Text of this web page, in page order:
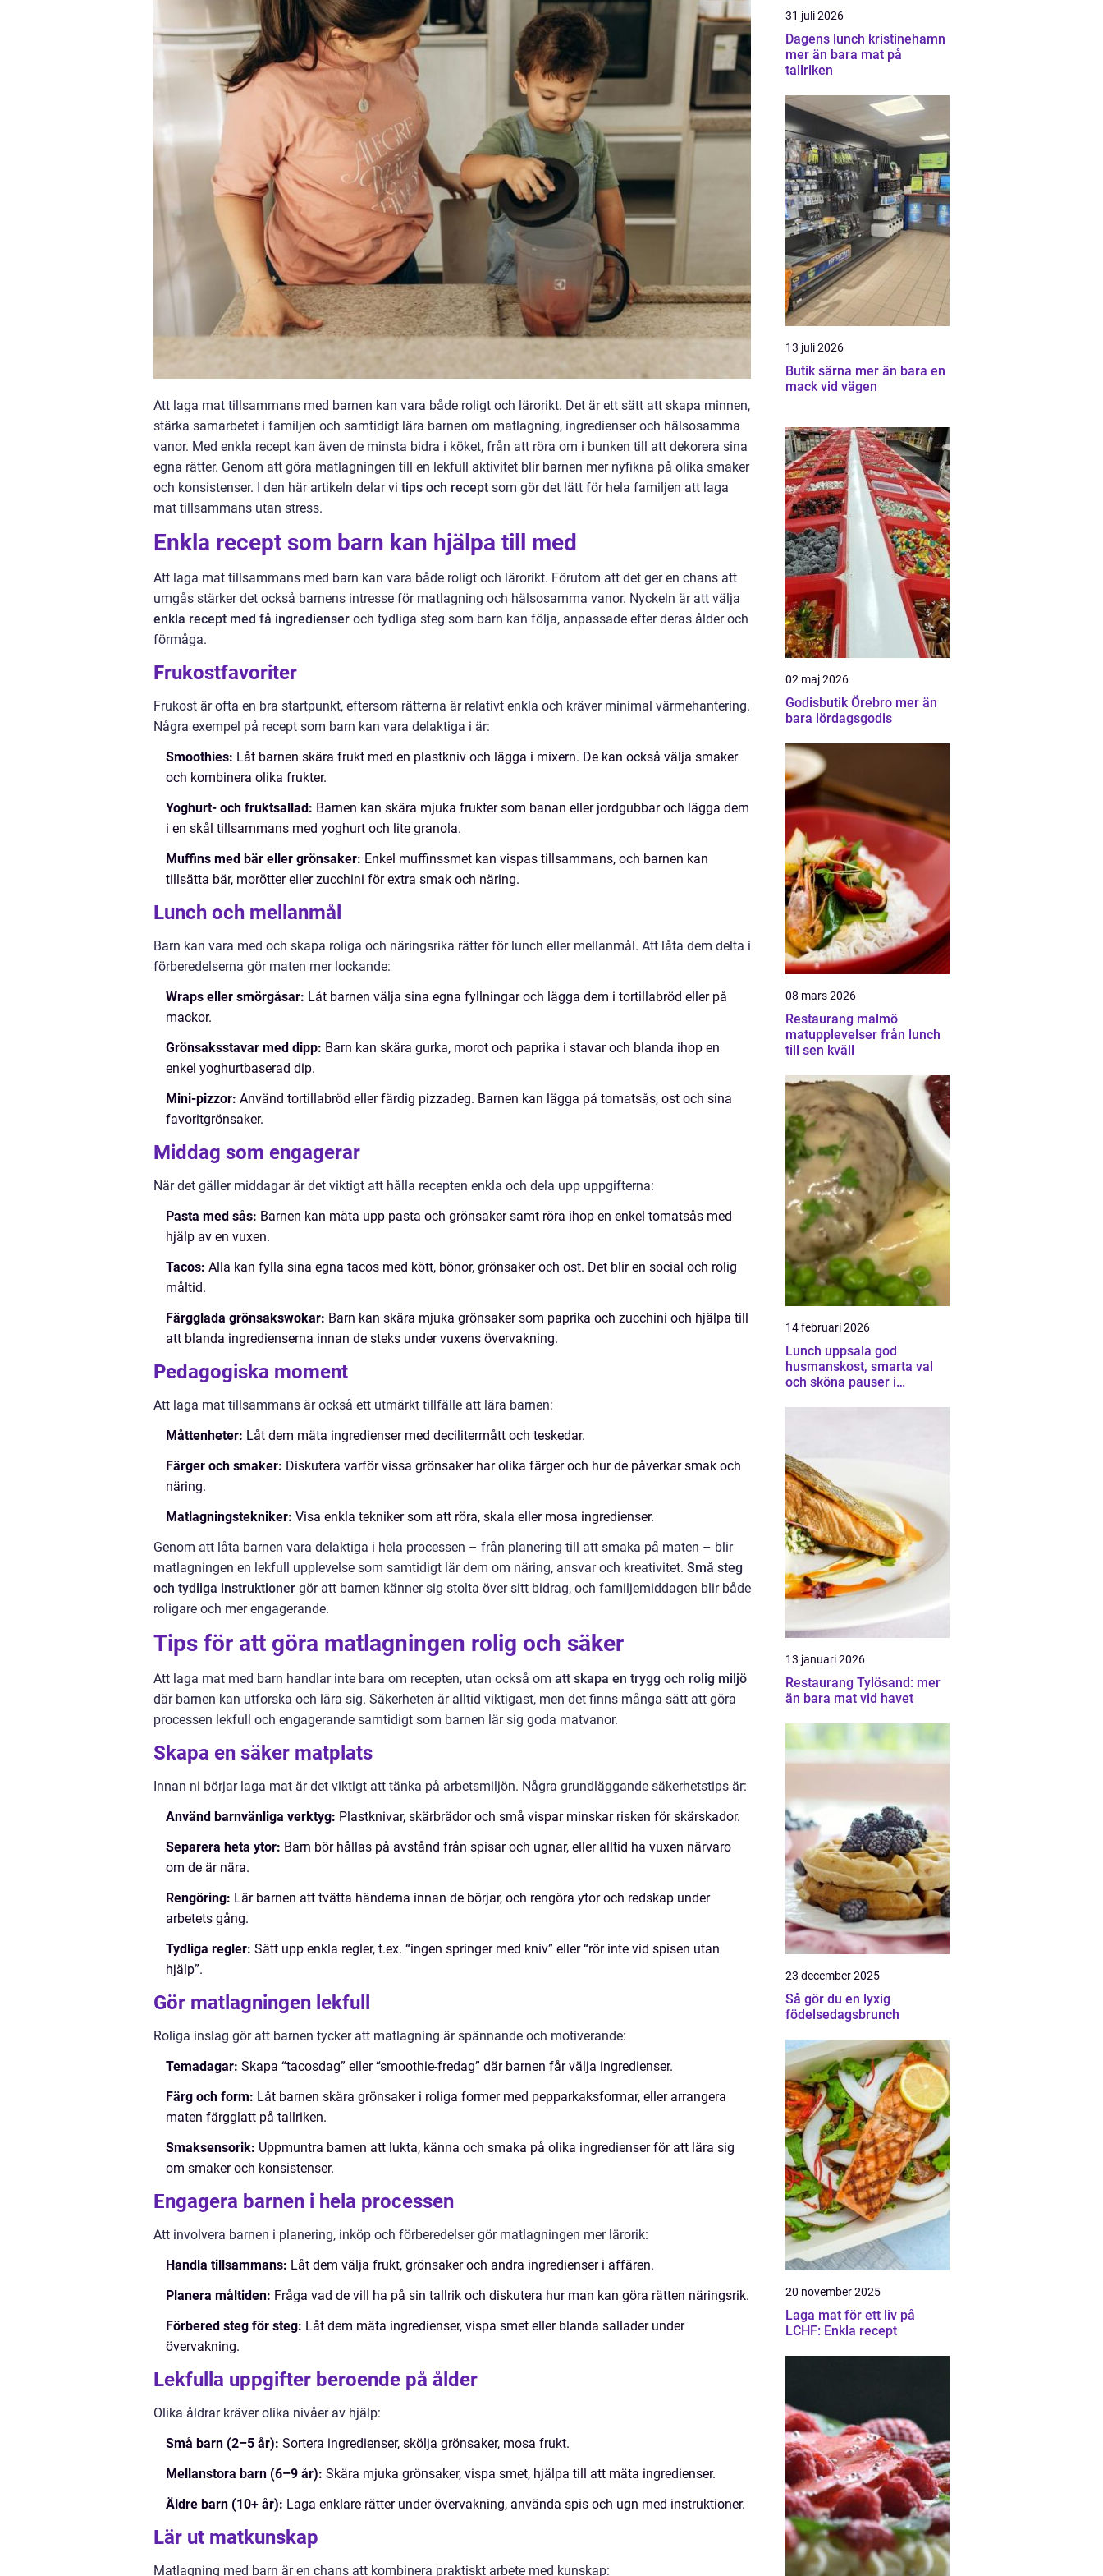
Att laga mat tillsammans med barnen kan vara både roligt och lärorikt. Det är ett sätt att skapa minnen,
stärka samarbetet i familjen och samtidigt lära barnen om matlagning, ingredienser och hälsosamma
vanor. Med enkla recept kan även de minsta bidra i köket, från att röra om i bunken till att dekorera sina
egna rätter. Genom att göra matlagningen till en lekfull aktivitet blir barnen mer nyfikna på olika smaker
och konsistenser. I den här artikeln delar vi tips och recept som gör det lätt för hela familjen att laga
mat tillsammans utan stress.
Enkla recept som barn kan hjälpa till med
Att laga mat tillsammans med barn kan vara både roligt och lärorikt. Förutom att det ger en chans att
umgås stärker det också barnens intresse för matlagning och hälsosamma vanor. Nyckeln är att välja
enkla recept med få ingredienser och tydliga steg som barn kan följa, anpassade efter deras ålder och
förmåga.
Frukostfavoriter
Frukost är ofta en bra startpunkt, eftersom rätterna är relativt enkla och kräver minimal värmehantering.
Några exempel på recept som barn kan vara delaktiga i är:
Smoothies: Låt barnen skära frukt med en plastkniv och lägga i mixern. De kan också välja smaker
och kombinera olika frukter.
Yoghurt- och fruktsallad: Barnen kan skära mjuka frukter som banan eller jordgubbar och lägga dem
i en skål tillsammans med yoghurt och lite granola.
Muffins med bär eller grönsaker: Enkel muffinssmet kan vispas tillsammans, och barnen kan
tillsätta bär, morötter eller zucchini för extra smak och näring.
Lunch och mellanmål
Barn kan vara med och skapa roliga och näringsrika rätter för lunch eller mellanmål. Att låta dem delta i
förberedelserna gör maten mer lockande:
Wraps eller smörgåsar: Låt barnen välja sina egna fyllningar och lägga dem i tortillabröd eller på
mackor.
Grönsaksstavar med dipp: Barn kan skära gurka, morot och paprika i stavar och blanda ihop en
enkel yoghurtbaserad dip.
Mini-pizzor: Använd tortillabröd eller färdig pizzadeg. Barnen kan lägga på tomatsås, ost och sina
favoritgrönsaker.
Middag som engagerar
När det gäller middagar är det viktigt att hålla recepten enkla och dela upp uppgifterna:
Pasta med sås: Barnen kan mäta upp pasta och grönsaker samt röra ihop en enkel tomatsås med
hjälp av en vuxen.
Tacos: Alla kan fylla sina egna tacos med kött, bönor, grönsaker och ost. Det blir en social och rolig
måltid.
Färgglada grönsakswokar: Barn kan skära mjuka grönsaker som paprika och zucchini och hjälpa till
att blanda ingredienserna innan de steks under vuxens övervakning.
Pedagogiska moment
Att laga mat tillsammans är också ett utmärkt tillfälle att lära barnen:
Måttenheter: Låt dem mäta ingredienser med decilitermått och teskedar.
Färger och smaker: Diskutera varför vissa grönsaker har olika färger och hur de påverkar smak och
näring.
Matlagningstekniker: Visa enkla tekniker som att röra, skala eller mosa ingredienser.
Genom att låta barnen vara delaktiga i hela processen – från planering till att smaka på maten – blir
matlagningen en lekfull upplevelse som samtidigt lär dem om näring, ansvar och kreativitet. Små steg
och tydliga instruktioner gör att barnen känner sig stolta över sitt bidrag, och familjemiddagen blir både
roligare och mer engagerande.
Tips för att göra matlagningen rolig och säker
Att laga mat med barn handlar inte bara om recepten, utan också om att skapa en trygg och rolig miljö
där barnen kan utforska och lära sig. Säkerheten är alltid viktigast, men det finns många sätt att göra
processen lekfull och engagerande samtidigt som barnen lär sig goda matvanor.
Skapa en säker matplats
Innan ni börjar laga mat är det viktigt att tänka på arbetsmiljön. Några grundläggande säkerhetstips är:
Använd barnvänliga verktyg: Plastknivar, skärbrädor och små vispar minskar risken för skärskador.
Separera heta ytor: Barn bör hållas på avstånd från spisar och ugnar, eller alltid ha vuxen närvaro
om de är nära.
Rengöring: Lär barnen att tvätta händerna innan de börjar, och rengöra ytor och redskap under
arbetets gång.
Tydliga regler: Sätt upp enkla regler, t.ex. “ingen springer med kniv” eller “rör inte vid spisen utan
hjälp”.
Gör matlagningen lekfull
Roliga inslag gör att barnen tycker att matlagning är spännande och motiverande:
Temadagar: Skapa “tacosdag” eller “smoothie-fredag” där barnen får välja ingredienser.
Färg och form: Låt barnen skära grönsaker i roliga former med pepparkaksformar, eller arrangera
maten färgglatt på tallriken.
Smaksensorik: Uppmuntra barnen att lukta, känna och smaka på olika ingredienser för att lära sig
om smaker och konsistenser.
Engagera barnen i hela processen
Att involvera barnen i planering, inköp och förberedelser gör matlagningen mer lärorik:
Handla tillsammans: Låt dem välja frukt, grönsaker och andra ingredienser i affären.
Planera måltiden: Fråga vad de vill ha på sin tallrik och diskutera hur man kan göra rätten näringsrik.
Förbered steg för steg: Låt dem mäta ingredienser, vispa smet eller blanda sallader under
övervakning.
Lekfulla uppgifter beroende på ålder
Olika åldrar kräver olika nivåer av hjälp:
Små barn (2–5 år): Sortera ingredienser, skölja grönsaker, mosa frukt.
Mellanstora barn (6–9 år): Skära mjuka grönsaker, vispa smet, hjälpa till att mäta ingredienser.
Äldre barn (10+ år): Laga enklare rätter under övervakning, använda spis och ugn med instruktioner.
Lär ut matkunskap
Matlagning med barn är en chans att kombinera praktiskt arbete med kunskap:
31 juli 2026
Dagens lunch kristinehamn
mer än bara mat på
tallriken
13 juli 2026
Butik särna mer än bara en
mack vid vägen
02 maj 2026
Godisbutik Örebro mer än
bara lördagsgodis
08 mars 2026
Restaurang malmö
matupplevelser från lunch
till sen kväll
14 februari 2026
Lunch uppsala god
husmanskost, smarta val
och sköna pauser i
13 januari 2026
Restaurang Tylösand: mer
än bara mat vid havet
23 december 2025
Så gör du en lyxig
födelsedagsbrunch
20 november 2025
Laga mat för ett liv på
LCHF: Enkla recept